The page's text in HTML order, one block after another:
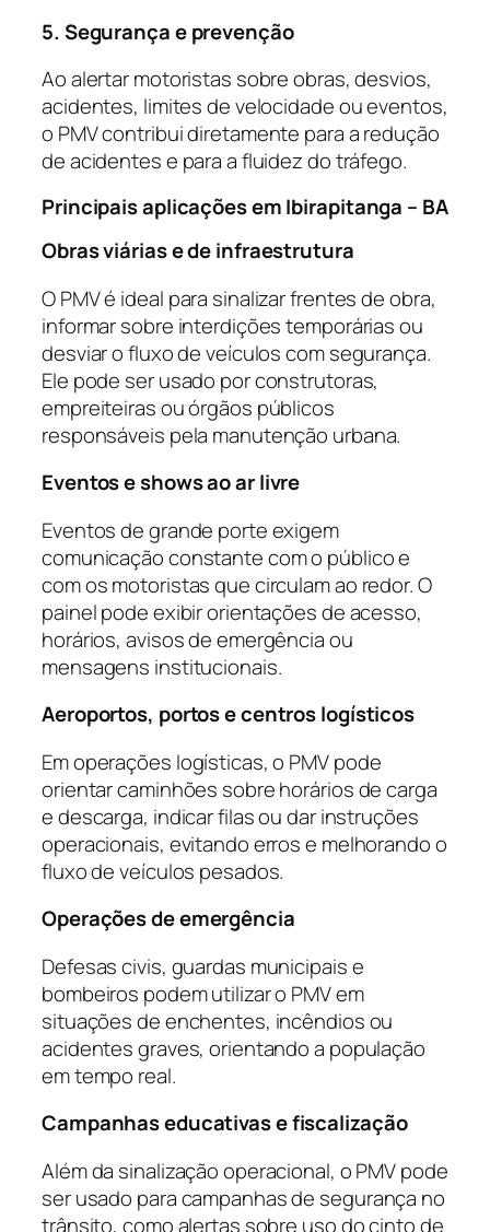
5. Segurança e prevenção
Ao alertar motoristas sobre obras, desvios,
acidentes, limites de velocidade ou eventos,
o PMV contribui diretamente para a redução
de acidentes e para a fluidez do tráfego.
Principais aplicações em Ibirapitanga – BA
Obras viárias e de infraestrutura
O PMV é ideal para sinalizar frentes de obra,
informar sobre interdições temporárias ou
desviar o fluxo de veículos com segurança.
Ele pode ser usado por construtoras,
empreiteiras ou órgãos públicos
responsáveis pela manutenção urbana.
Eventos e shows ao ar livre
Eventos de grande porte exigem
comunicação constante com o público e
com os motoristas que circulam ao redor. O
painel pode exibir orientações de acesso,
horários, avisos de emergência ou
mensagens institucionais.
Aeroportos, portos e centros logísticos
Em operações logísticas, o PMV pode
orientar caminhões sobre horários de carga
e descarga, indicar filas ou dar instruções
operacionais, evitando erros e melhorando o
fluxo de veículos pesados.
Operações de emergência
Defesas civis, guardas municipais e
bombeiros podem utilizar o PMV em
situações de enchentes, incêndios ou
acidentes graves, orientando a população
em tempo real.
Campanhas educativas e fiscalização
Além da sinalização operacional, o PMV pode
ser usado para campanhas de segurança no
trânsito, como alertas sobre uso do cinto de